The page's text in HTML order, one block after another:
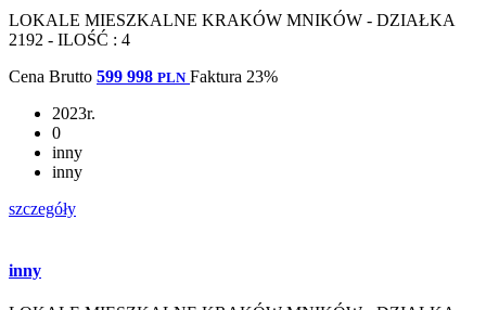
LOKALE MIESZKALNE KRAKÓW MNIKÓW - DZIAŁKA
2192 - ILOŚĆ : 4
Cena Brutto 599 998 PLN Faktura 23%
2023r.
0
inny
inny
szczegóły
inny